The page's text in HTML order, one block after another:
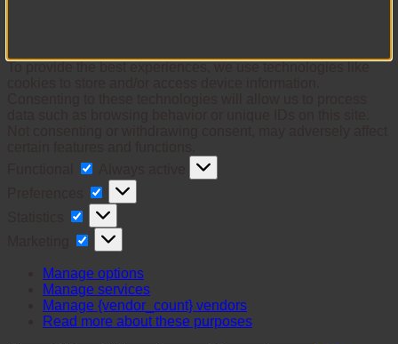
Preferences
Statistics
Marketing
Manage options
Manage services
Manage {vendor_count} vendors
Read more about these purposes